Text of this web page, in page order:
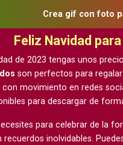
Crea gif con foto
Feliz Navidad
de 2023 tengas unos
son perfectos para
con movimiento en redes
para descargar de
para celebrar de la
inolvidables.